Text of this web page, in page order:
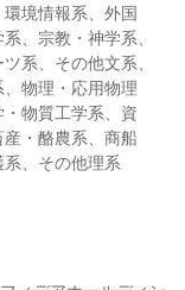
境情報系、外国
、宗教・神学系、
系、その他文系、
物理・応用物理
物質工学系、資
・酪農系、商船
、その他理系